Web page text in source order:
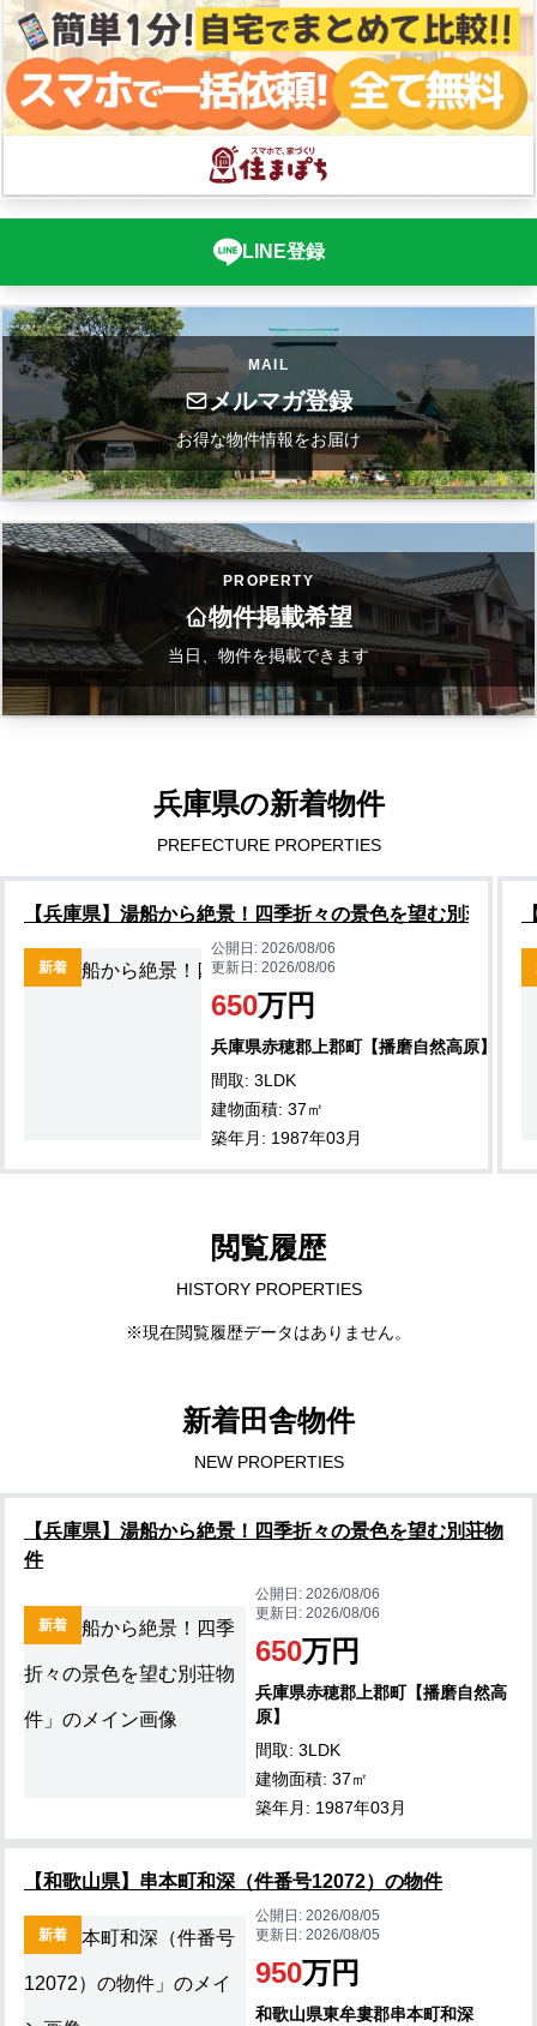
LINE登録
MAIL
メルマガ登録
お得な物件情報をお届け
PROPERTY
物件掲載希望
当日、物件を掲載できます
兵庫県の新着物件
PREFECTURE PROPERTIES
【兵庫県】湯船から絶景！四季折々の景色を望む別荘物件
新着
公開日:2026/08/06
更新日:2026/08/06
650万円
兵庫県赤穂郡上郡町【播磨自然高原】
間取: 3LDK
建物面積: 37㎡
築年月: 1987年03月
閲覧履歴
HISTORY PROPERTIES
※現在閲覧履歴データはありません。
新着田舎物件
NEW PROPERTIES
【兵庫県】湯船から絶景！四季折々の景色を望む別荘物
件
新着
公開日:2026/08/06
更新日:2026/08/06
650万円
兵庫県赤穂郡上郡町【播磨自然高
原】
間取: 3LDK
建物面積: 37㎡
築年月: 1987年03月
【和歌山県】串本町和深（件番号12072）の物件
新着
公開日:2026/08/05
更新日:2026/08/05
950万円
和歌山県東牟婁郡串本町和深